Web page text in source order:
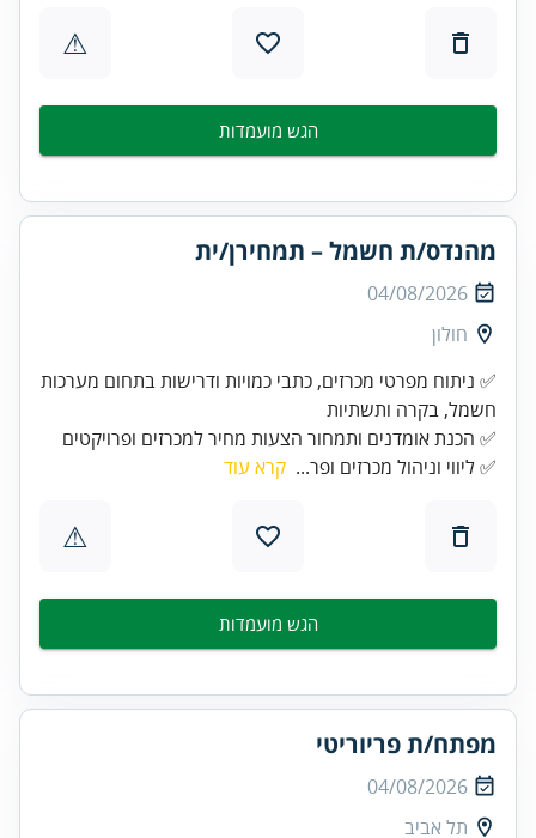
⚠
הגש מועמדות
מהנדס/ת חשמל – תמחירן/ית
04/08/2026
חולון
✅ ניתוח מפרטי מכרזים, כתבי כמויות ודרישות בתחום מערכות
✅ הכנת אומדנים ותמחור הצעות מחיר למכרזים ופרויקטים
✅ ליווי וניהול מכרזים ופר... קרא עוד
⚠
הגש מועמדות
מפתח/ת פריוריטי
04/08/2026
תל אביב